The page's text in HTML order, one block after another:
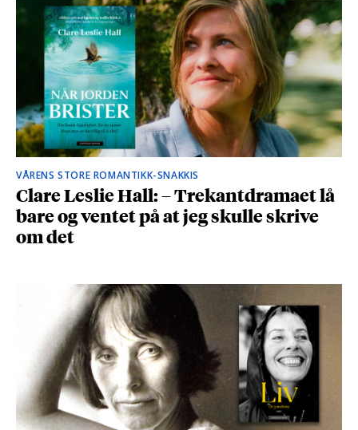
VÅRENS STORE ROMANTIKK-SNAKKIS
Clare Leslie Hall: – Trekantdramaet lå
bare og ventet på at jeg skulle skrive
om det